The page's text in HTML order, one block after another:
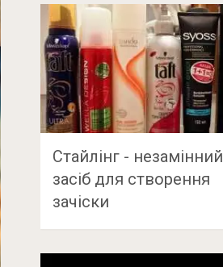
Стайлінг - незамінний
засіб для створення
зачіски